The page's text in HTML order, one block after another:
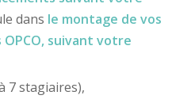
dans le montage de vos
, suivant votre
7 stagiaires),